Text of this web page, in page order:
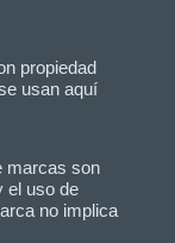
propiedad
usan aquí
marcas son
el uso de
no implica